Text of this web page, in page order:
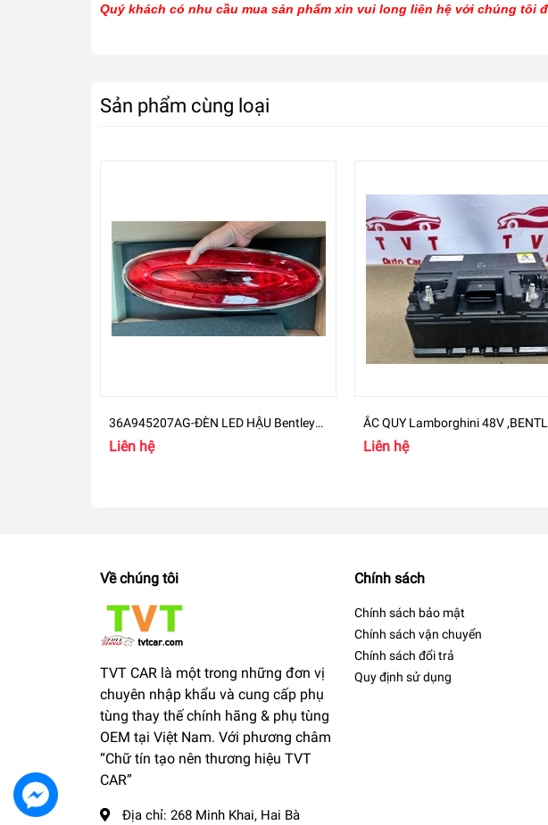
Quý khách có nhu cầu mua sản phẩm xin vui long liên hệ với chúng tôi
Sản phẩm cùng loại
36A945207AG-ĐÈN LED HẬU Bentley
Bentayga RH
Liên hệ
ẮC QUY Lamborghini 48V
4M0915169H
Liên hệ
Về chúng tôi
TVT CAR là một trong những đơn vị
chuyên nhập khẩu và cung cấp phụ
tùng thay thế chính hãng & phụ tùng
OEM tại Việt Nam. Với phương châm
“Chữ tín tạo nên thương hiệu TVT
CAR”
Địa chỉ: 268 Minh Khai, Hai Bà
Chính sách
Chính sách bảo mật
Chính sách vận chuyển
Chính sách đổi trả
Quy định sử dụng